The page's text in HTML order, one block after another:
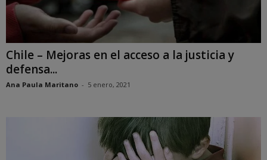
Chile – Mejoras en el acceso a la justicia y
defensa...
Ana Paula Maritano - 5 enero, 2021